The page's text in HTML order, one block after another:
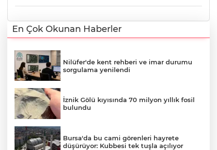
En Çok Okunan Haberler
Nilüfer'de kent rehberi ve imar durumu
sorgulama yenilendi
İznik Gölü kıyısında 70 milyon yıllık fosil
bulundu
Bursa'da bu cami görenleri hayrete
düşürüyor: Kubbesi tek tuşla açılıyor